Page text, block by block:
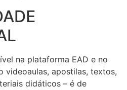
na plataforma EAD e no
videoaulas, apostilas, textos,
didáticos – é de